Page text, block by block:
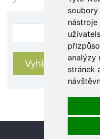
nástroje
analýzy
stránek
Update